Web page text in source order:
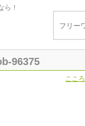
ら！
96375
ここ